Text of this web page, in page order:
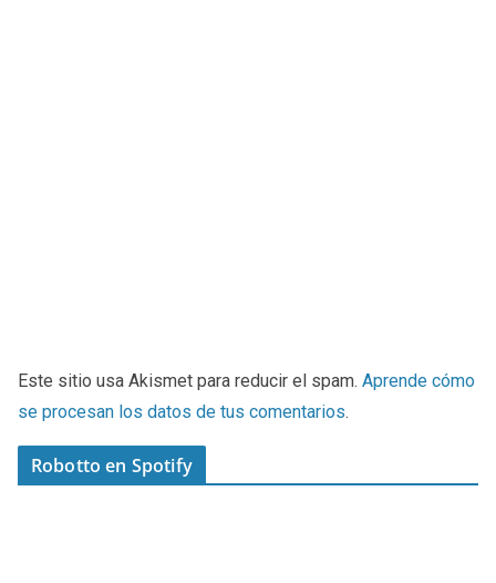
Este sitio usa Akismet para reducir el spam. Aprende cómo
se procesan los datos de tus comentarios.
Robotto en Spotify